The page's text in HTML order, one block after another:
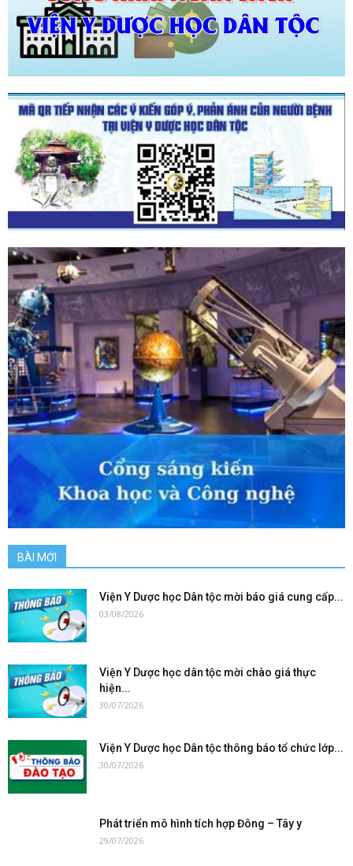
BÀI MỚI
Viện Y Dược học Dân tộc mời báo giá cung cấp...
03/08/2026
Viện Y Dược học dân tộc mời chào giá thực
hiện...
30/07/2026
Viện Y Dược học Dân tộc thông báo tổ chức lớp...
30/07/2026
Phát triển mô hình tích hợp Đông – Tây y
29/07/2026